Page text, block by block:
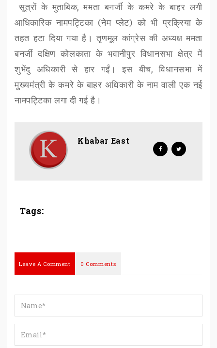
सूत्रों के मुताबिक,ममता बनर्जी के कमरे के बाहर लगी
आधिकारिक नामपट्टिका (नेम प्लेट) को भी प्रक्रिया के
तहत हटा दिया गया है। तृणमूल कांग्रेस की अध्यक्ष ममता
बनर्जी दक्षिण कोलकाता के भवानीपुर विधानसभा क्षेत्र में
शुभेंदु अधिकारी से हार गईं। इस बीच,विधानसभा में
मुख्यमंत्री के कमरे के बाहर अधिकारी के नाम वाली एक नई
नामपट्टिका लगा दी गई है।
Khabar East
Tags:
Leave A Comment 0 Comments